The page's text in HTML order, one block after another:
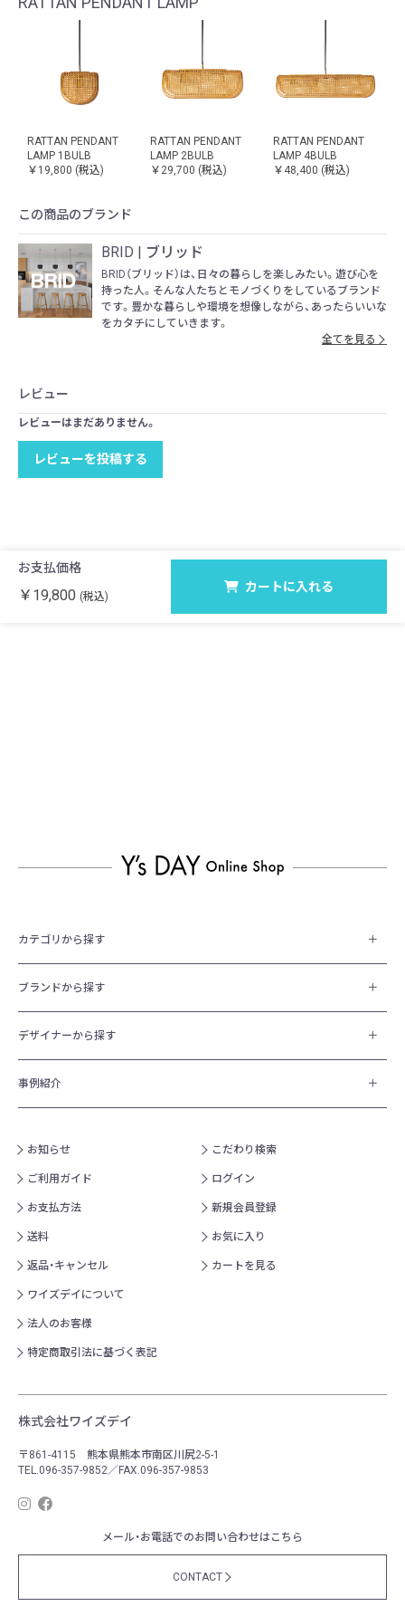
RATTAN PENDANT
LAMP 1BULB
￥19,800 (税込)
RATTAN PENDANT
LAMP 2BULB
￥29,700 (税込)
RATTAN PENDANT
LAMP 4BULB
￥48,400 (税込)
この商品のブランド
BRID | ブリッド
BRID（ブリッド）は、日々の暮らしを楽しみたい。遊び心を
持った人。そんな人たちとモノづくりをしているブランド
です。豊かな暮らしや環境を想像しながら、あったらいいな
をカタチにしていきます。
全てを見る
レビュー
レビューはまだありません。
レビューを投稿する
お支払価格
￥19,800 (税込)
カートに入れる
カテゴリから探す
ブランドから探す
デザイナーから探す
事例紹介
お知らせ
ご利用ガイド
お支払方法
送料
返品・キャンセル
ワイズデイについて
法人のお客様
特定商取引法に基づく表記
こだわり検索
ログイン
新規会員登録
お気に入り
カートを見る
株式会社ワイズデイ
〒861-4115 熊本県熊本市南区川尻2-5-1
TEL.096-357-9852／FAX.096-357-9853
メール・お電話でのお問い合わせはこちら
CONTACT